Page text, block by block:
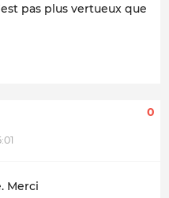
pas plus vertueux que
0
Merci